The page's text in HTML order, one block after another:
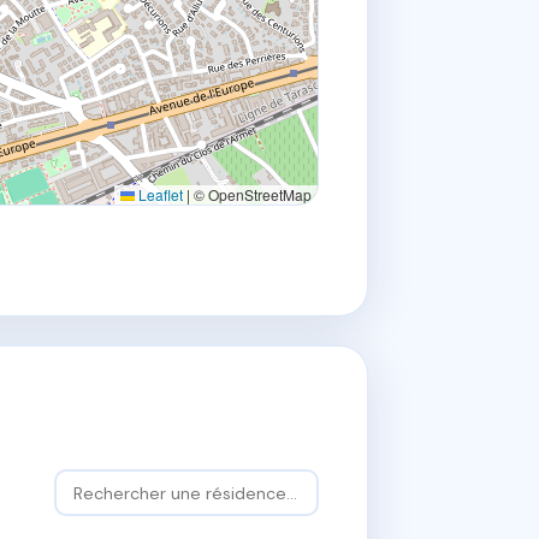
Leaflet | © OpenStreetMap